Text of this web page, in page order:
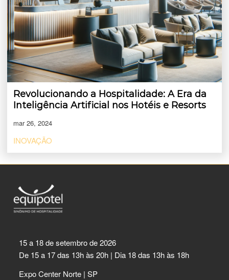
Revolucionando a Hospitalidade: A Era da
Inteligência Artificial nos Hotéis e Resorts
mar 26, 2024
INOVAÇÃO
15 a 18 de setembro de 2026
De 15 a 17 das 13h às 20h | Dia 18 das 13h às 18h
Expo Center Norte | SP